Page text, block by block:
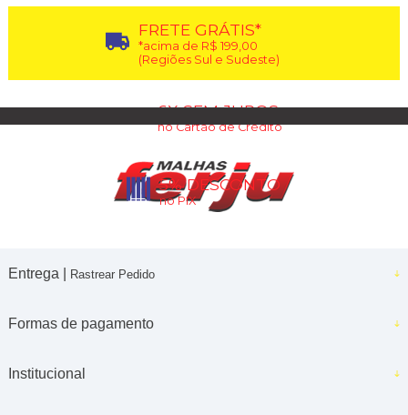
FRETE GRÁTIS*
*acima de R$ 199,00
(Regiões Sul e Sudeste)
6X SEM JUROS
no Cartão de Crédito
5% DESCONTO
no PIX
Entrega | Rastrear Pedido
Formas de pagamento
Institucional